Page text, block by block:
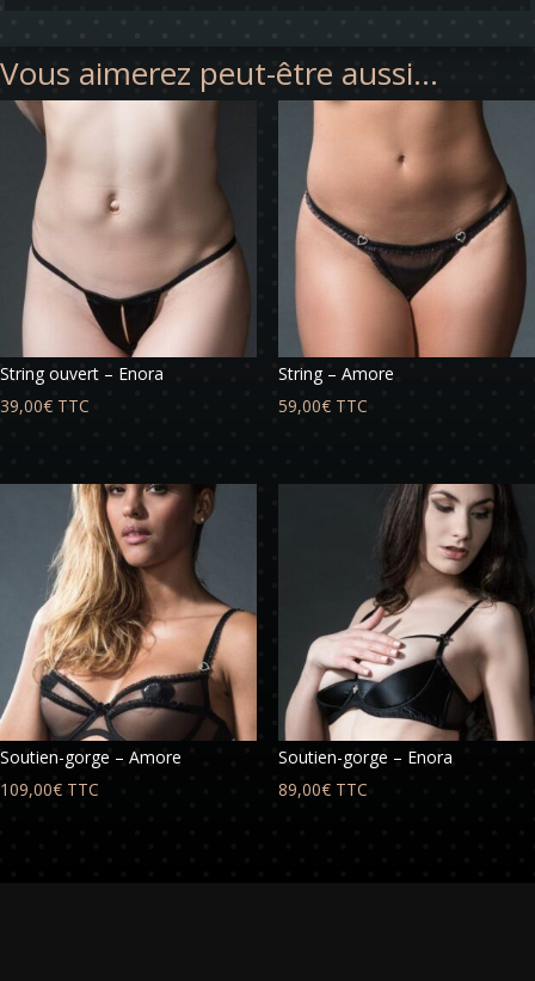
Vous aimerez peut-être aussi…
String ouvert – Enora
39,00€ TTC
String – Amore
59,00€ TTC
Soutien-gorge – Amore
109,00€ TTC
Soutien-gorge – Enora
89,00€ TTC